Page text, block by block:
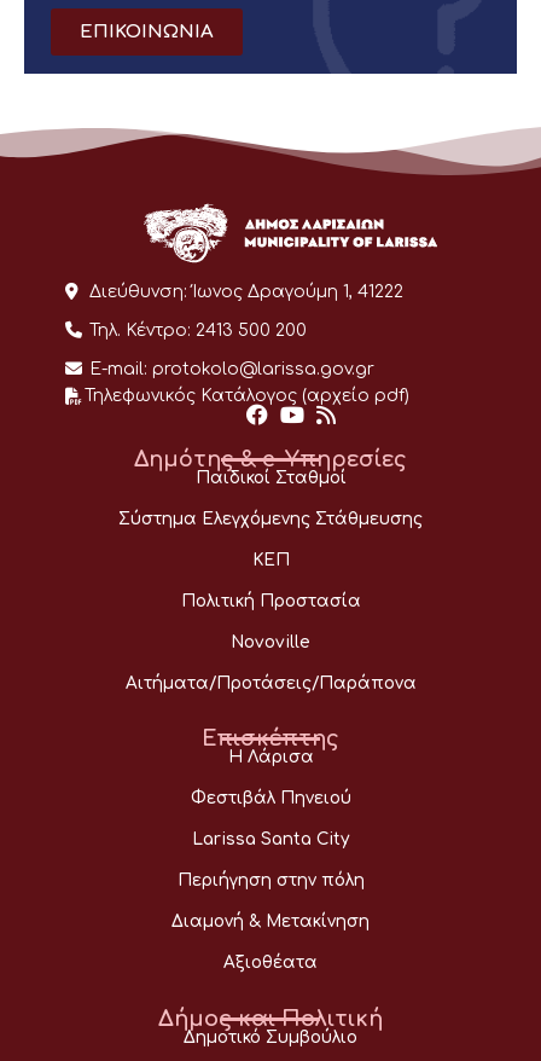
ΕΠΙΚΟΙΝΩΝΙΑ
Διεύθυνση: Ίωνος Δραγούμη 1, 41222
Τηλ. Κέντρο: 2413 500 200
E-mail: protokolo@larissa.gov.gr
Τηλεφωνικός Κατάλογος (αρχείο pdf)
Δημότης & e-Υπηρεσίες
Παιδικοί Σταθμοί
Σύστημα Ελεγχόμενης Στάθμευσης
ΚΕΠ
Πολιτική Προστασία
Novoville
Αιτήματα/Προτάσεις/Παράπονα
Επισκέπτης
Η Λάρισα
Φεστιβάλ Πηνειού
Larissa Santa City
Περιήγηση στην πόλη
Διαμονή & Μετακίνηση
Αξιοθέατα
Δήμος και Πολιτική
Δημοτικό Συμβούλιο